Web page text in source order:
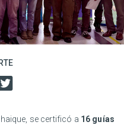
se certificó a 16 guías